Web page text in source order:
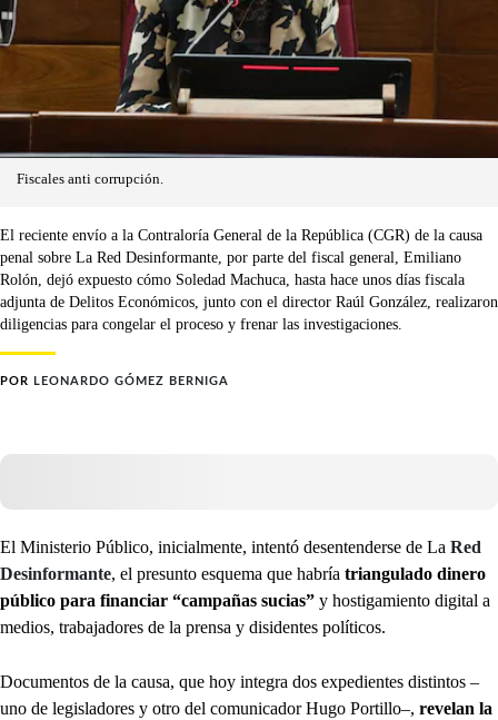
Fiscales anti corrupción.
El reciente envío a la Contraloría General de la República (CGR) de la causa
penal sobre La Red Desinformante, por parte del fiscal general, Emiliano
Rolón, dejó expuesto cómo Soledad Machuca, hasta hace unos días fiscala
adjunta de Delitos Económicos, junto con el director Raúl González, realizaron
diligencias para congelar el proceso y frenar las investigaciones.
POR LEONARDO GÓMEZ BERNIGA
El Ministerio Público, inicialmente, intentó desentenderse de La Red
Desinformante, el presunto esquema que habría triangulado dinero
público para financiar “campañas sucias” y hostigamiento digital a
medios, trabajadores de la prensa y disidentes políticos.
Documentos de la causa, que hoy integra dos expedientes distintos –
uno de legisladores y otro del comunicador Hugo Portillo–, revelan la